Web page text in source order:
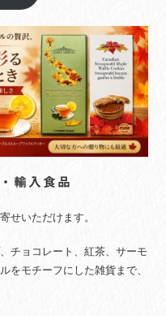
輸入食品
せいただけます。
チョコレート、紅茶、サーモ
をモチーフにした雑貨まで、